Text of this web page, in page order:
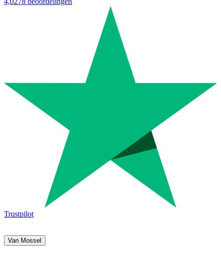
Trustpilot
Van Mossel